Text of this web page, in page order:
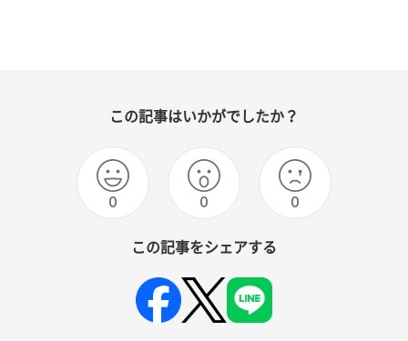
この記事はいかがでしたか？
0 0 0
この記事をシェアする